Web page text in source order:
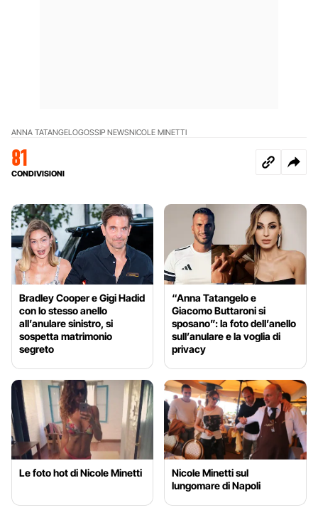
ANNA TATANGELOGOSSIP NEWSNICOLE MINETTI
81
CONDIVISIONI
Bradley Cooper e Gigi Hadid
con lo stesso anello
all’anulare sinistro, si
sospetta matrimonio
segreto
“Anna Tatangelo e
Giacomo Buttaroni si
sposano”: la foto dell’anello
sull’anulare e la voglia di
privacy
Le foto hot di Nicole Minetti
Nicole Minetti sul
lungomare di Napoli